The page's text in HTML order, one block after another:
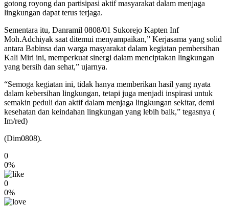
gotong royong dan partisipasi aktif masyarakat dalam menjaga
lingkungan dapat terus terjaga.
Sementara itu, Danramil 0808/01 Sukorejo Kapten Inf
Moh.Adchiyak saat ditemui menyampaikan,” Kerjasama yang solid
antara Babinsa dan warga masyarakat dalam kegiatan pembersihan
Kali Miri ini, memperkuat sinergi dalam menciptakan lingkungan
yang bersih dan sehat,” ujarnya.
“Semoga kegiatan ini, tidak hanya memberikan hasil yang nyata
dalam kebersihan lingkungan, tetapi juga menjadi inspirasi untuk
semakin peduli dan aktif dalam menjaga lingkungan sekitar, demi
kesehatan dan keindahan lingkungan yang lebih baik,” tegasnya (
Im/red)
(Dim0808).
0
0%
0
0%